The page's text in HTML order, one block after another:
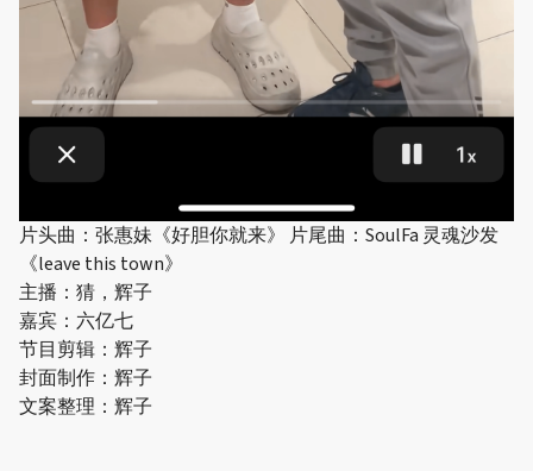
片头曲：张惠妹《好胆你就来》 片尾曲：SoulFa 灵魂沙发
《leave this town》
主播：猜，辉子
嘉宾：六亿七
节目剪辑：辉子
封面制作：辉子
文案整理：辉子